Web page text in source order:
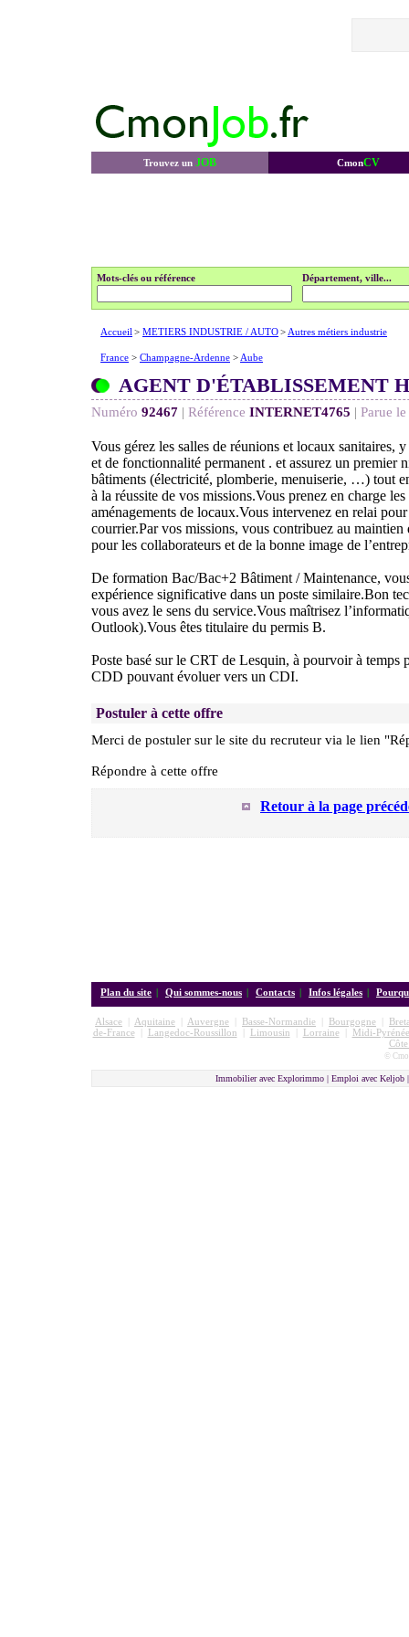
Trouvez un JOB CmonCV
Mots-clés ou référence Département, ville...
Accueil > METIERS INDUSTRIE / AUTO> Autres métiers industrie
France > Champagne-Ardenne > Aube
AGENT D'ÉTABLISSEMENT
Numéro 92467 | Référence INTERNET4765 | Parue le
Vous gérez les salles de réunions et locaux sanitaires,
et de fonctionnalité permanent . et assurez un premier
bâtiments (électricité, plomberie, menuiserie, …) tout
à la réussite de vos missions.Vous prenez en charge
aménagements de locaux.Vous intervenez en relai
courrier.Par vos missions, vous contribuez au maintien
pour les collaborateurs et de la bonne image de
De formation Bac/Bac+2 Bâtiment / Maintenance,
expérience significative dans un poste similaire.Bon
vous avez le sens du service.Vous maîtrisez
Outlook).Vous êtes titulaire du permis B.
Poste basé sur le CRT de Lesquin, à pourvoir à temps
CDD pouvant évoluer vers un CDI.
Postuler à cette offre
Merci de postuler sur le site du recruteur via le lien
Répondre à cette offre
Retour à la page
Plan du site | Qui sommes-nous | Contacts | Infos légales |
Alsace Aquitaine Auvergne Basse-Normandie Bourgogne
de-France| Langedoc-Roussillon Limousin Lorraine|
Midi-
©
Immobilier avec Explorimmo | Emploi avec Keljob